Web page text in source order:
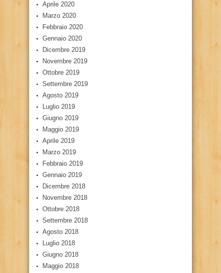
Aprile 2020
Marzo 2020
Febbraio 2020
Gennaio 2020
Dicembre 2019
Novembre 2019
Ottobre 2019
Settembre 2019
Agosto 2019
Luglio 2019
Giugno 2019
Maggio 2019
Aprile 2019
Marzo 2019
Febbraio 2019
Gennaio 2019
Dicembre 2018
Novembre 2018
Ottobre 2018
Settembre 2018
Agosto 2018
Luglio 2018
Giugno 2018
Maggio 2018